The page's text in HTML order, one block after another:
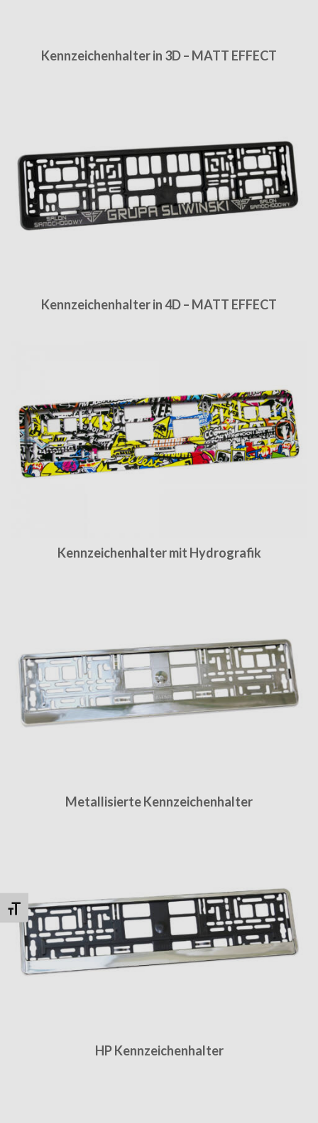
Schrift vergrößern
Kennzeichenhalter in 3D – MATT EFFECT
Kennzeichenhalter in 4D – MATT EFFECT
Kennzeichenhalter mit Hydrografik
Metallisierte Kennzeichenhalter
HP Kennzeichenhalter